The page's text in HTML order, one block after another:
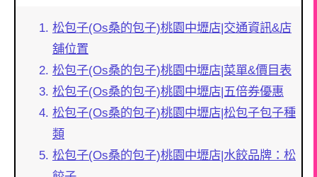
松包子(Os桑的包子)桃園中壢店|交通資訊&店
舖位置
松包子(Os桑的包子)桃園中壢店|菜單&價目表
松包子(Os桑的包子)桃園中壢店|五倍券優惠
松包子(Os桑的包子)桃園中壢店|松包子包子種
類
松包子(Os桑的包子)桃園中壢店|水餃品牌：松